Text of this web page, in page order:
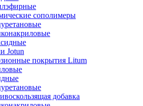
сополимеры
Jotun
покрытия Litum
добавка